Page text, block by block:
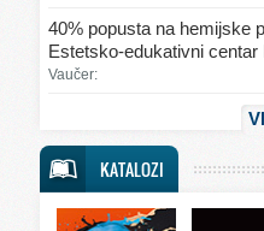
Svet mode
Svet sporta
Svet tehnike
40% popusta na hemijske
Estetsko-edukativni centar
Vaučer:
KATALOZI